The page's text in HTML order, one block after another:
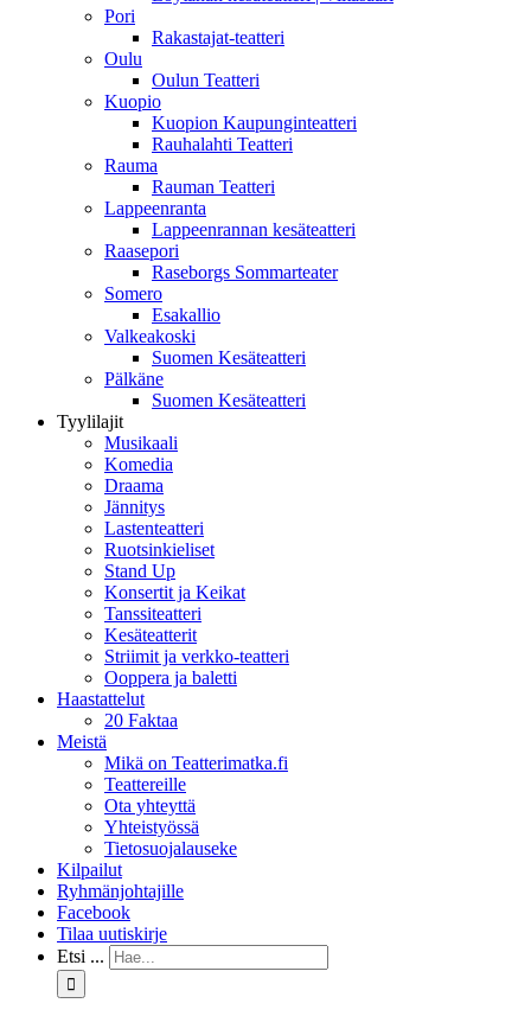
Pori
Rakastajat-teatteri
Oulu
Oulun Teatteri
Kuopio
Kuopion Kaupunginteatteri
Rauhalahti Teatteri
Rauma
Rauman Teatteri
Lappeenranta
Lappeenrannan kesäteatteri
Raasepori
Raseborgs Sommarteater
Somero
Esakallio
Valkeakoski
Suomen Kesäteatteri
Pälkäne
Suomen Kesäteatteri
Tyylilajit
Musikaali
Komedia
Draama
Jännitys
Lastenteatteri
Ruotsinkieliset
Stand Up
Konsertit ja Keikat
Tanssiteatteri
Kesäteatterit
Striimit ja verkko-teatteri
Ooppera ja baletti
Haastattelut
20 Faktaa
Meistä
Mikä on Teatterimatka.fi
Teattereille
Ota yhteyttä
Yhteistyössä
Tietosuojalauseke
Kilpailut
Ryhmänjohtajille
Facebook
Tilaa uutiskirje
Etsi ...